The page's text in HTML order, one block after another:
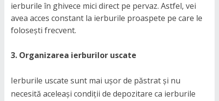
ierburile în ghivece mici direct pe pervaz. Astfel, vei
avea acces constant la ierburile proaspete pe care le
folosești frecvent.
3. Organizarea ierburilor uscate
Ierburile uscate sunt mai ușor de păstrat și nu
necesită aceleași condiții de depozitare ca ierburile